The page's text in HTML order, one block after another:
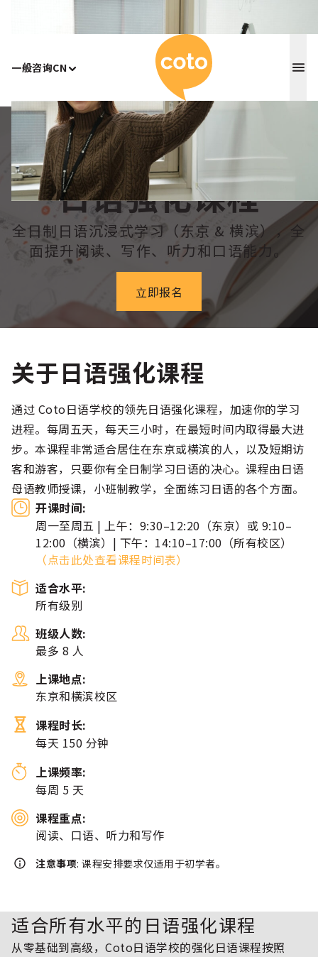
一般咨询CN Coto 日本
/日语强化课程
日语强化课程
全日制日语沉浸式学习（东京 & 横滨），全
面提升阅读、写作、听力和口语能力。
立即报名
关于日语强化课程
通过 Coto日语学校的领先日语强化课程，加速你的学习
进程。每周五天，每天三小时，在最短时间内取得最大进
步。本课程非常适合居住在东京或横滨的人，以及短期访
客和游客，只要你有全日制学习日语的决心。课程由日语
母语教师授课，小班制教学，全面练习日语的各个方面。
开课时间:
周一至周五 | 上午：9:30–12:20（东京）或 9:10–
12:00（横滨）| 下午：14:10–17:00（所有校区）
（点击此处查看课程时间表）
适合水平:
所有级别
班级人数:
最多 8 人
上课地点:
东京和横滨校区
课程时长:
每天 150 分钟
上课频率:
每周 5 天
课程重点:
阅读、口语、听力和写作
注意事项: 课程安排要求仅适用于初学者。
适合所有水平的日语强化课程
从零基础到高级，Coto日语学校的强化日语课程按照